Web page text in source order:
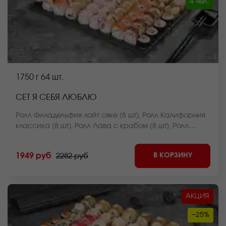
4 чел.
1750 г 64 шт.
СЕТ Я СЕБЯ ЛЮБЛЮ
Ролл Филадельфия лайт сяке (8 шт), Ролл Калифорния
классика (8 шт), Ролл Лава с крабом (8 шт), Ролл
Чикен фри HOT запеченный (8 шт), Ролл Чикен темпура
(8 шт), Ролл Лосось фри темпура (8 шт) *Внешний вид
блюда может отличаться от фото на сайте.
1949 руб 2282 руб В КОРЗИНУ
АКЦИЯ
−25%